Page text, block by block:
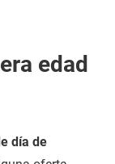
edad
día de